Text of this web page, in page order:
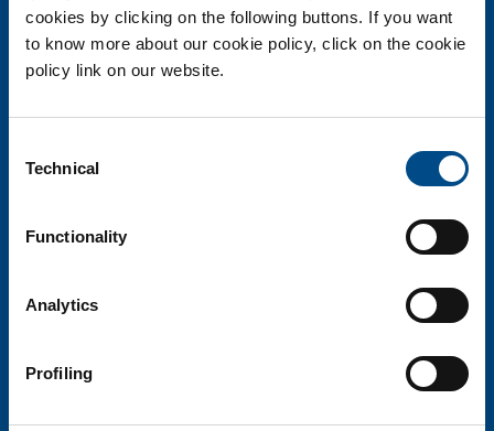
cookies by clicking on the following buttons. If you want
to know more about our cookie policy, click on the cookie
policy link on our website.
Selection
Technical
Functionality
Analytics
Profiling
06698330963
La ricerca biotech al servizio della persona
scientifica all’avanguardia in modo affidabile, rapido e preciso.
HOME
CHI SIAMO